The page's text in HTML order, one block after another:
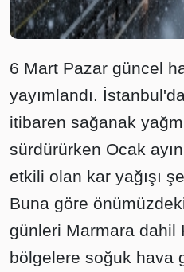
6 Mart Pazar güncel
yayımlandı.
itibaren sağanak
sürdürürken Ocak
etkili olan kar yağışı
Buna göre
günleri Marmara dahil
bölgelere soğuk hava